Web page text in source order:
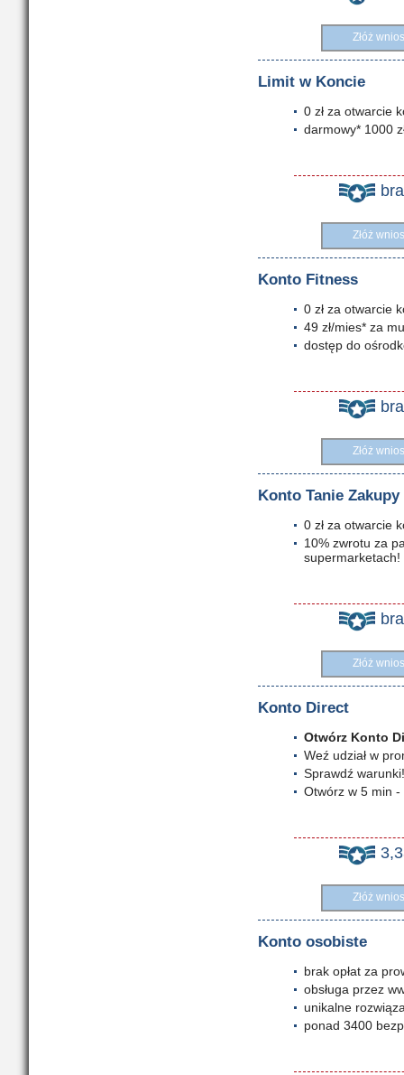
Złóż
Limit w Koncie
0 zł za otwarcie
darmowy* 1000
Złóż
Konto Fitness
0 zł za otwarcie
49 zł/mies* za
dostęp do
Złóż
Konto Tanie Zakupy
0 zł za otwarcie
10% zwrotu za
supermarketach!
Złóż
Konto Direct
Otwórz Konto
Weź udział w
Sprawdź warunki!
Otwórz w 5 min
Złóż
Konto osobiste
brak opłat za
obsługa przez
unikalne
ponad 3400